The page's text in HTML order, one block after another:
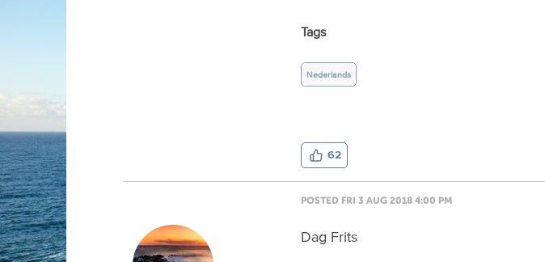
Tags
Nederlands
62
POSTED FRI 3 AUG 2018 4:00 PM
Dag Frits